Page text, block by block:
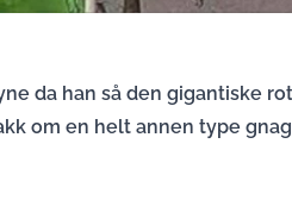
da han så den gigantiske
om en helt annen type